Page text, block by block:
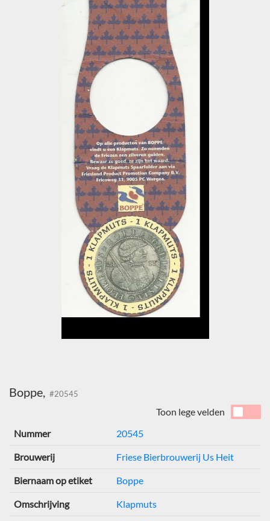
Boppe, #20545
Toon lege velden
Nummer
20545
Brouwerij Friese Bierbrouwerij Us Heit
Biernaam op etiket Boppe
Omschrijving Klapmuts